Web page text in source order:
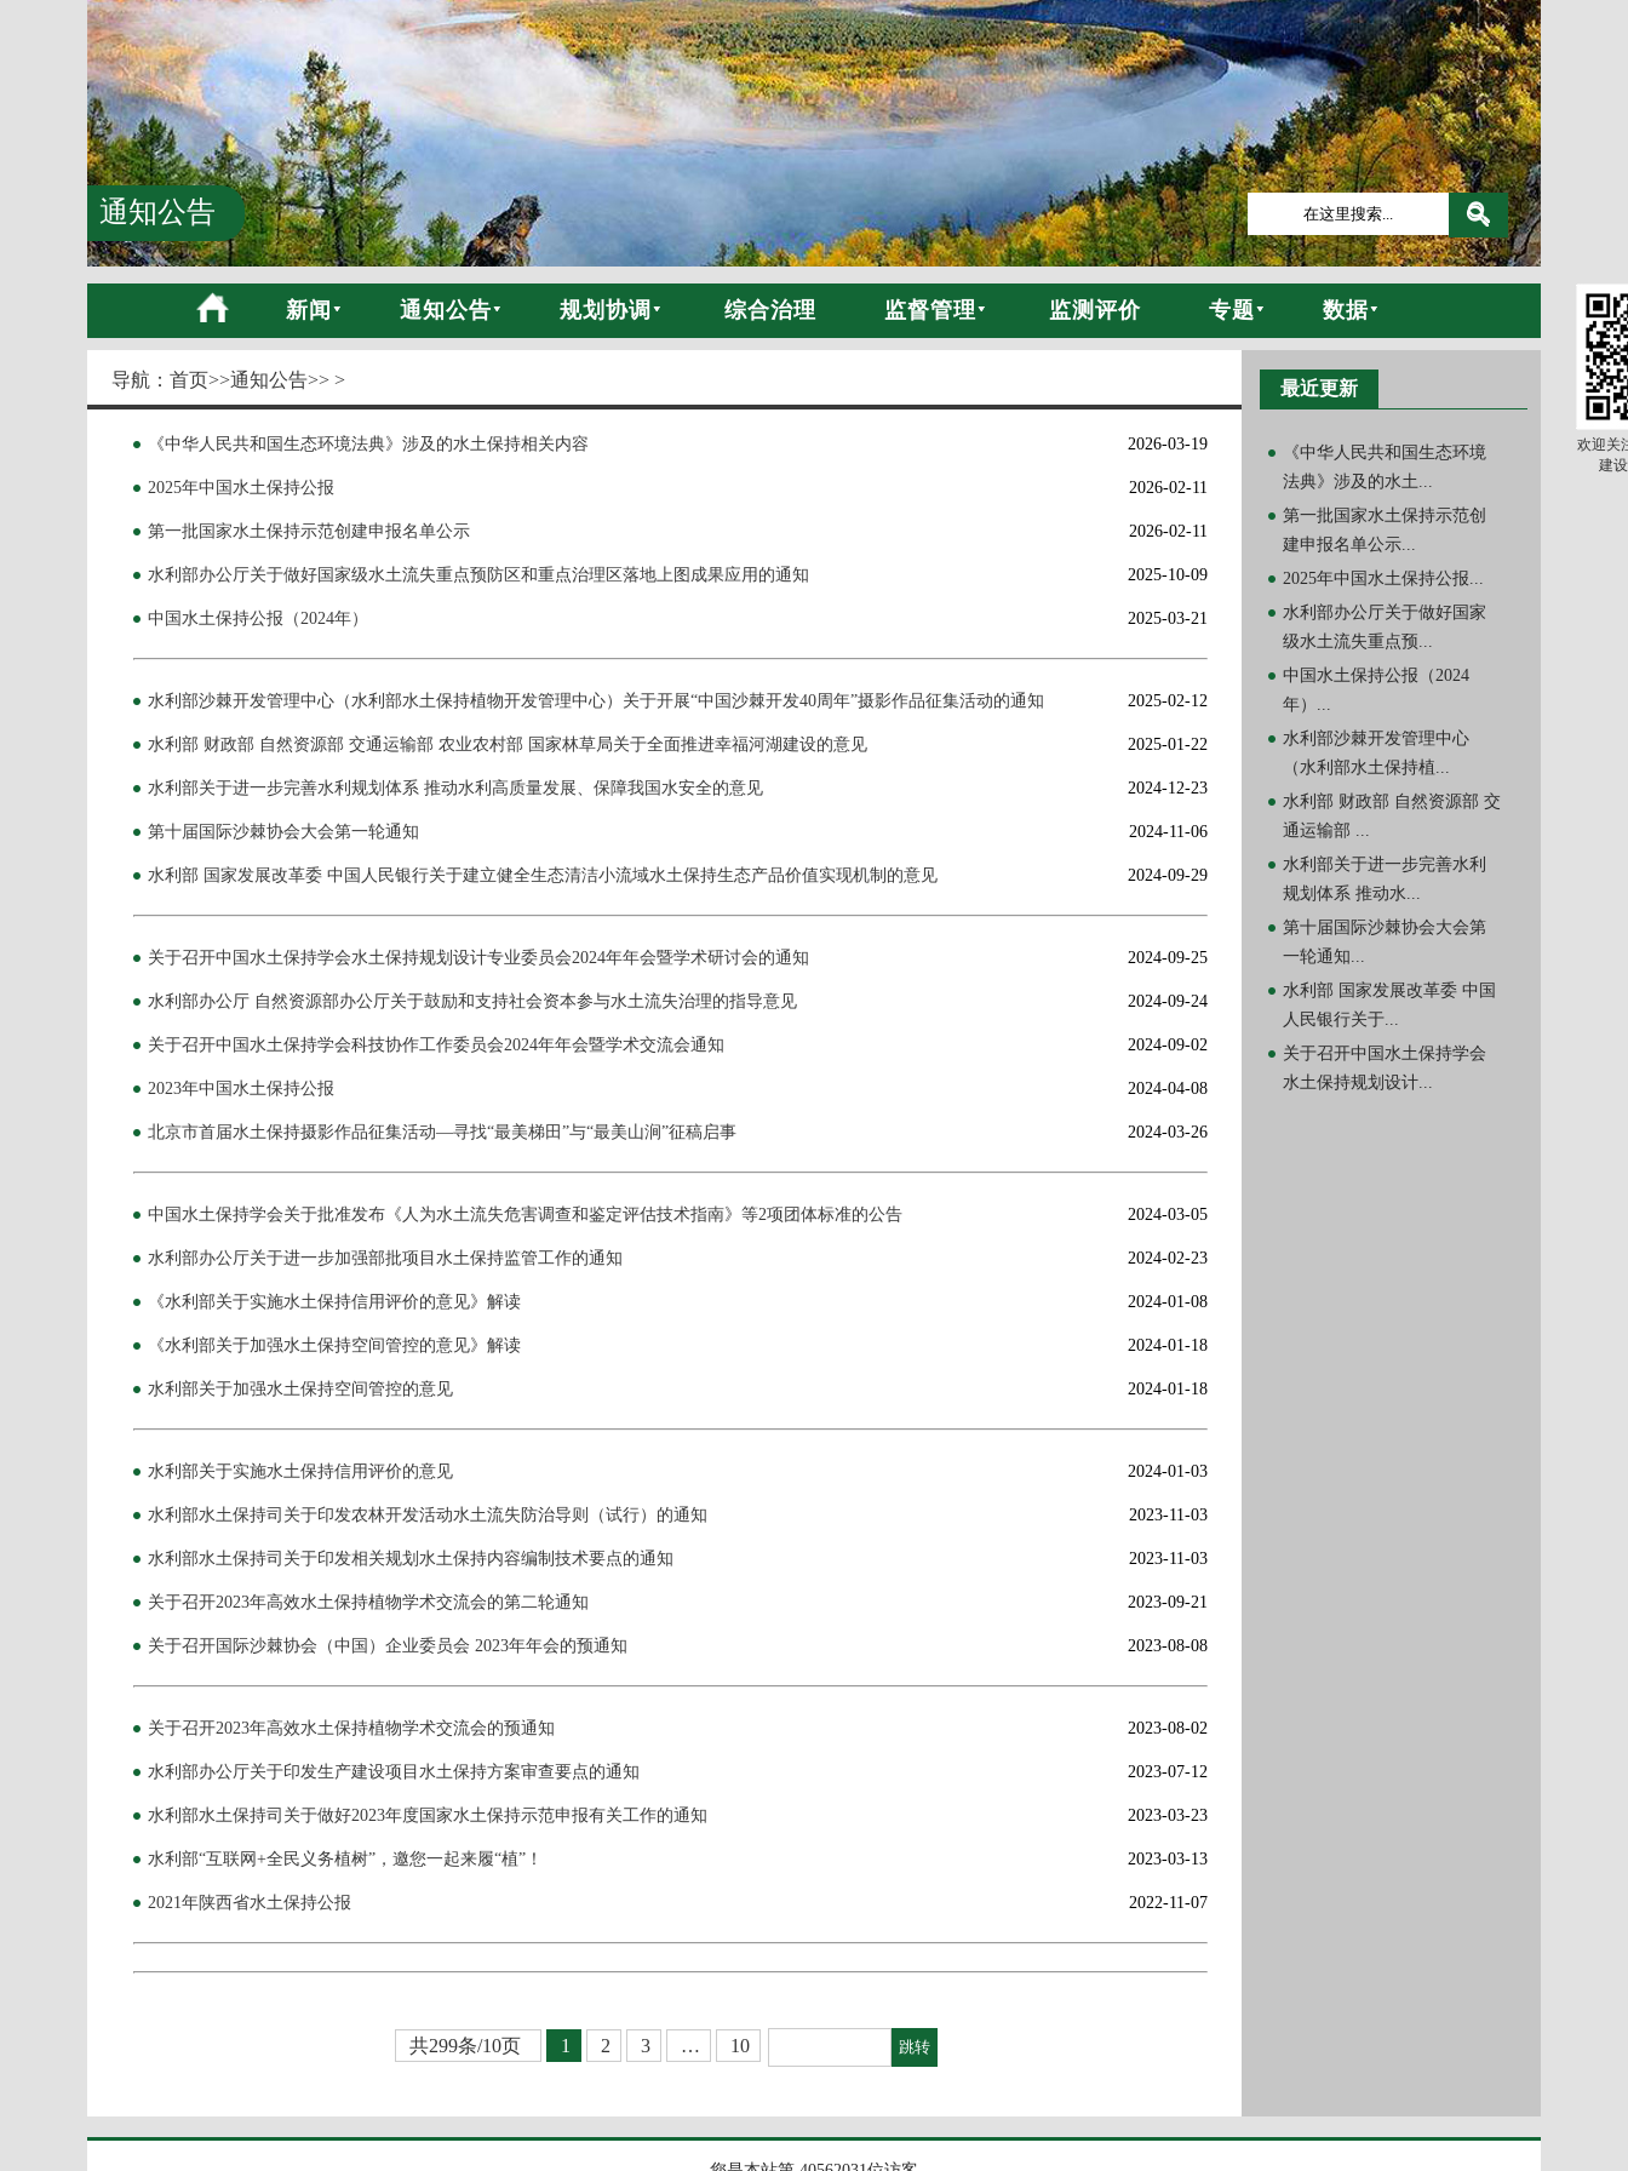
通知公告
新闻 通知公告 规划协调 综合治理 监督管理 监测评价 专题 数据
导航： 首页>>通知公告>> >
《中华人民共和国生态环境法典》涉及的水土保持相关内容 2026-03-19
2025年中国水土保持公报 2026-02-11
第一批国家水土保持示范创建申报名单公示 2026-02-11
水利部办公厅关于做好国家级水土流失重点预防区和重点治理区落地上图成果应用的通知 2025-10-09
中国水土保持公报（2024年） 2025-03-21
水利部沙棘开发管理中心（水利部水土保持植物开发管理中心）关于开展“中国沙棘开发40周年”摄影作品征集活动的通知 2025-02-12
水利部 财政部 自然资源部 交通运输部 农业农村部 国家林草局关于全面推进幸福河湖建设的意见 2025-01-22
水利部关于进一步完善水利规划体系 推动水利高质量发展、保障我国水安全的意见 2024-12-23
第十届国际沙棘协会大会第一轮通知 2024-11-06
水利部 国家发展改革委 中国人民银行关于建立健全生态清洁小流域水土保持生态产品价值实现机制的意见 2024-09-29
关于召开中国水土保持学会水土保持规划设计专业委员会2024年年会暨学术研讨会的通知 2024-09-25
水利部办公厅 自然资源部办公厅关于鼓励和支持社会资本参与水土流失治理的指导意见 2024-09-24
关于召开中国水土保持学会科技协作工作委员会2024年年会暨学术交流会通知 2024-09-02
2023年中国水土保持公报 2024-04-08
北京市首届水土保持摄影作品征集活动—寻找“最美梯田”与“最美山涧”征稿启事 2024-03-26
中国水土保持学会关于批准发布《人为水土流失危害调查和鉴定评估技术指南》等2项团体标准的公告 2024-03-05
水利部办公厅关于进一步加强部批项目水土保持监管工作的通知 2024-02-23
《水利部关于实施水土保持信用评价的意见》解读 2024-01-08
《水利部关于加强水土保持空间管控的意见》解读 2024-01-18
水利部关于加强水土保持空间管控的意见 2024-01-18
水利部关于实施水土保持信用评价的意见 2024-01-03
水利部水土保持司关于印发农林开发活动水土流失防治导则（试行）的通知 2023-11-03
水利部水土保持司关于印发相关规划水土保持内容编制技术要点的通知 2023-11-03
关于召开2023年高效水土保持植物学术交流会的第二轮通知 2023-09-21
关于召开国际沙棘协会（中国）企业委员会 2023年年会的预通知 2023-08-08
关于召开2023年高效水土保持植物学术交流会的预通知 2023-08-02
水利部办公厅关于印发生产建设项目水土保持方案审查要点的通知 2023-07-12
水利部水土保持司关于做好2023年度国家水土保持示范申报有关工作的通知 2023-03-23
水利部​“互联网+全民义务植树”，邀您一起来履“植”！ 2023-03-13
2021年陕西省水土保持公报 2022-11-07
共299条/10页 1 2 3 … 10
最近更新
《中华人民共和国生态环境
法典》涉及的水土...
第一批国家水土保持示范创
建申报名单公示...
2025年中国水土保持公报...
水利部办公厅关于做好国家
级水土流失重点预...
中国水土保持公报（2024
年）...
水利部沙棘开发管理中心
（水利部水土保持植...
水利部 财政部 自然资源部 交
通运输部 ...
水利部关于进一步完善水利
规划体系 推动水...
第十届国际沙棘协会大会第
一轮通知...
水利部 国家发展改革委 中国
人民银行关于...
关于召开中国水土保持学会
水土保持规划设计...
欢迎关
建